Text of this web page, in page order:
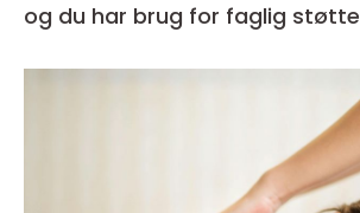
og du har brug for faglig støtte